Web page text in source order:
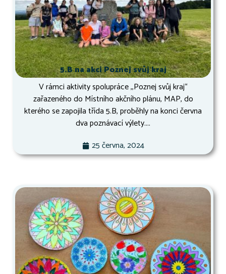
5.B na akci Poznej svůj kraj
V rámci aktivity spolupráce ,,Poznej svůj kraj“
zařazeného do Místního akčního plánu, MAP, do
kterého se zapojila třída 5.B, proběhly na konci června
dva poznávací výlety....
25 června, 2024